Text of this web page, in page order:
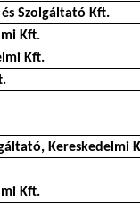
Szolgáltató Kft.
Kft.
Kft.
Kereskedelmi
Kft.